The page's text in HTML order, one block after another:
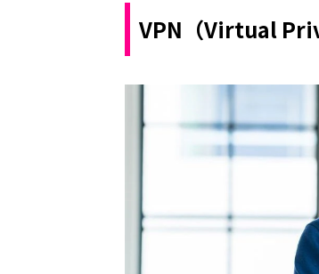
VPN（Virtual